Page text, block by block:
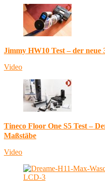
Jimmy HW10 Test – der neue
Video
Tineco Floor One S5 Test –
Maßstäbe
Video